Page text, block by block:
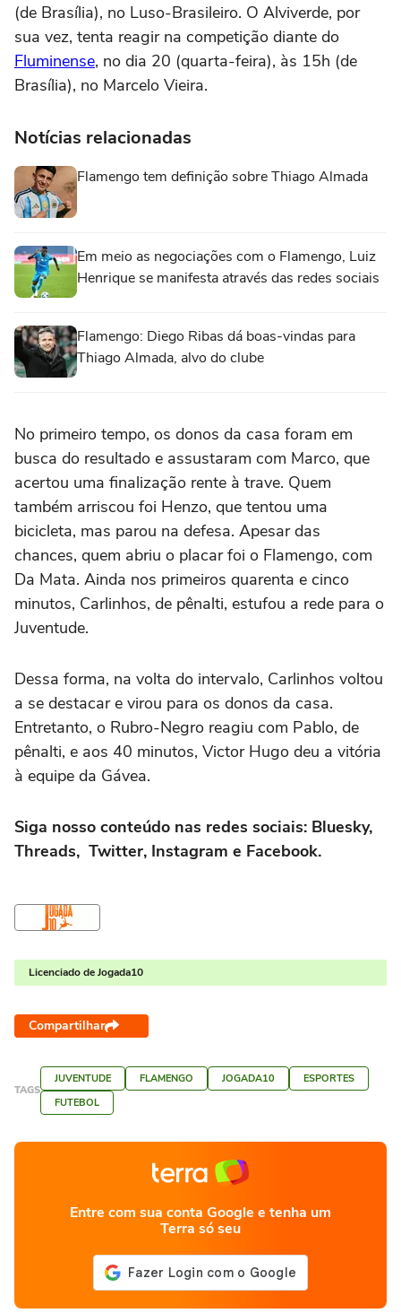
(de Brasília), no Luso-Brasileiro. O Alviverde, por
sua vez, tenta reagir na competição diante do
Fluminense, no dia 20 (quarta-feira), às 15h (de
Brasília), no Marcelo Vieira.
Notícias relacionadas
Flamengo tem definição sobre Thiago Almada
Em meio as negociações com o Flamengo, Luiz
Henrique se manifesta através das redes sociais
Flamengo: Diego Ribas dá boas-vindas para
Thiago Almada, alvo do clube
No primeiro tempo, os donos da casa foram em
busca do resultado e assustaram com Marco, que
acertou uma finalização rente à trave. Quem
também arriscou foi Henzo, que tentou uma
bicicleta, mas parou na defesa. Apesar das
chances, quem abriu o placar foi o Flamengo, com
Da Mata. Ainda nos primeiros quarenta e cinco
minutos, Carlinhos, de pênalti, estufou a rede para o
Juventude.
Dessa forma, na volta do intervalo, Carlinhos voltou
a se destacar e virou para os donos da casa.
Entretanto, o Rubro-Negro reagiu com Pablo, de
pênalti, e aos 40 minutos, Victor Hugo deu a vitória
à equipe da Gávea.
Siga nosso conteúdo nas redes sociais: Bluesky,
Threads, Twitter, Instagram e Facebook.
Licenciado de Jogada10
Compartilhar
TAGS
JUVENTUDE FLAMENGO JOGADA10
ESPORTES
FUTEBOL
Entre com sua conta Google e tenha um
Terra só seu